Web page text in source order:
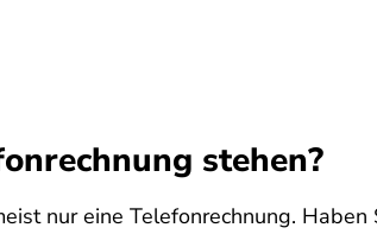
stehen?
nur eine Telefonrechnung.